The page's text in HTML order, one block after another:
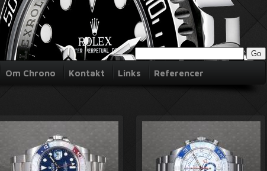
Om Chrono Kontakt Links Referencer